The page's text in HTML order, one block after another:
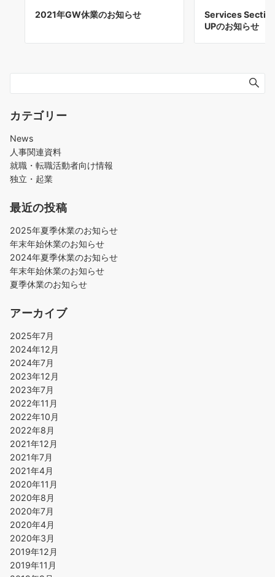
2021年GW休業のお知らせ
Services
UPのお知らせ
カテゴリー
News
人事関連資料
就職・転職活動者向け情報
独立・起業
最近の投稿
2025年夏季休業のお知らせ
年末年始休業のお知らせ
2024年夏季休業のお知らせ
年末年始休業のお知らせ
夏季休業のお知らせ
アーカイブ
2025年7月
2024年12月
2024年7月
2023年12月
2023年7月
2022年11月
2022年10月
2022年8月
2021年12月
2021年7月
2021年4月
2020年11月
2020年8月
2020年7月
2020年4月
2020年3月
2019年12月
2019年11月